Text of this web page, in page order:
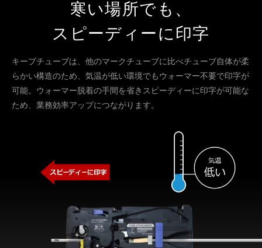
寒い場所でも、
スピーディーに印字
キープチューブは、他のマークチューブに比べチューブ自体が柔
らかい構造のため、気温が低い環境でもウォーマー不要で印字が
可能。ウォーマー脱着の手間を省きスピーディーに印字が可能な
ため、業務効率アップにつながります。